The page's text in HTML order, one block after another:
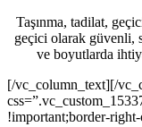
Taşınma, tadilat,
geçici olarak güvenli,
ve boyutlarda
[/vc_column_text][/
!important;border-